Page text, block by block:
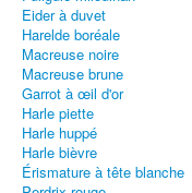
Eider à duvet
Harelde boréale
Macreuse noire
Macreuse brune
Garrot à œil d'or
Harle piette
Harle huppé
Harle bièvre
Érismature à tête blanche